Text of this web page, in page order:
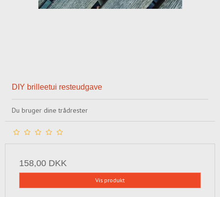
DIY brilleetui resteudgave
Du bruger dine trådrester
158,00 DKK
Vis produkt